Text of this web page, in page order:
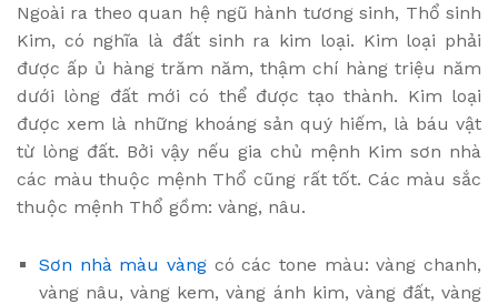
Ngoài ra theo quan hệ ngũ hành tương sinh, Thổ sinh
Kim, có nghĩa là đất sinh ra kim loại. Kim loại phải
được ấp ủ hàng trăm năm, thậm chí hàng triệu năm
dưới lòng đất mới có thể được tạo thành. Kim loại
được xem là những khoáng sản quý hiếm, là báu vật
từ lòng đất. Bởi vậy nếu gia chủ mệnh Kim sơn nhà
các màu thuộc mệnh Thổ cũng rất tốt. Các màu sắc
thuộc mệnh Thổ gồm: vàng, nâu.
Sơn nhà màu vàng có các tone màu: vàng chanh,
vàng nâu, vàng kem, vàng ánh kim, vàng đất, vàng